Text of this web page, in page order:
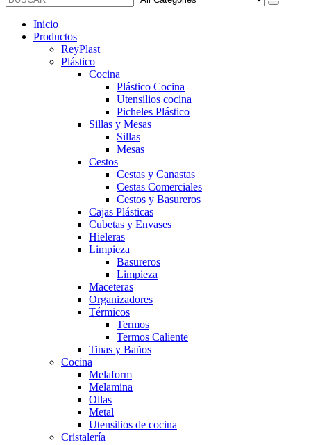
Inicio
Productos
ReyPlast
Plástico
Cocina
Plástico Cocina
Utensilios cocina
Picheles Plástico
Sillas y Mesas
Sillas
Mesas
Cestos
Cestas y Canastas
Cestas Comerciales
Cestos y Basureros
Cajas Plásticas
Cubetas y Envases
Hieleras
Limpieza
Basureros
Limpieza
Maceteras
Organizadores
Térmicos
Termos
Termos Caliente
Tinas y Baños
Cocina
Melaform
Melamina
Ollas
Metal
Utensilios de cocina
Cristalería